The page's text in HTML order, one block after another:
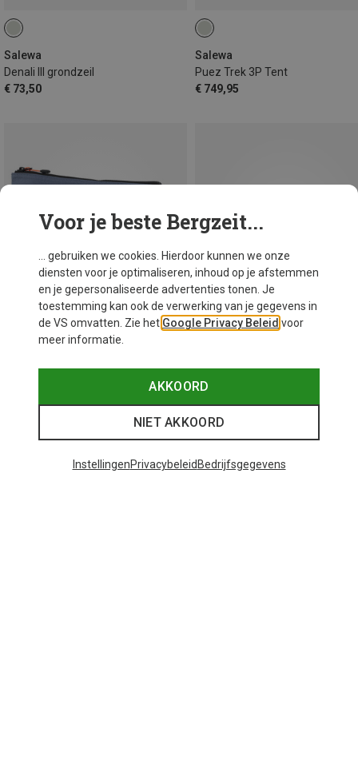
Salewa
Denali III grondzeil
€ 73,50
Salewa
Puez Trek 3P Tent
€ 749,95
Voor je beste Bergzeit...
... gebruiken we cookies. Hierdoor kunnen we onze
diensten voor je optimaliseren, inhoud op je afstemmen
en je gepersonaliseerde advertenties tonen. Je
toestemming kan ook de verwerking van je gegevens in
de VS omvatten. Zie het Google Privacy Beleid voor
meer informatie.
AKKOORD
NIET AKKOORD
InstellingenPrivacybeleid Bedrijfsgegevens